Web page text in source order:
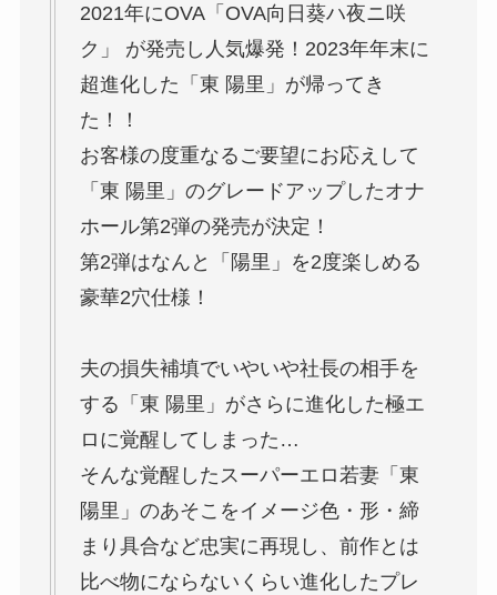
2021年にOVA「OVA向日葵ハ夜ニ咲
ク」 が発売し人気爆発！2023年年末に
超進化した「東 陽里」が帰ってき
た！！
お客様の度重なるご要望にお応えして
「東 陽里」のグレードアップしたオナ
ホール第2弾の発売が決定！
第2弾はなんと「陽里」を2度楽しめる
豪華2穴仕様！
夫の損失補填でいやいや社長の相手を
する「東 陽里」がさらに進化した極エ
ロに覚醒してしまった…
そんな覚醒したスーパーエロ若妻「東
陽里」のあそこをイメージ色・形・締
まり具合など忠実に再現し、前作とは
比べ物にならないくらい進化したプレ